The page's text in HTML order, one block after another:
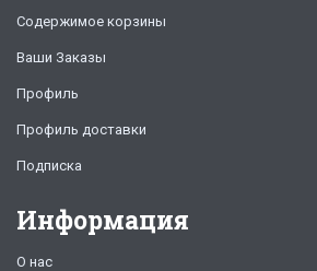
Содержимое корзины
Ваши Заказы
Профиль
Профиль доставки
Подписка
Информация
О нас